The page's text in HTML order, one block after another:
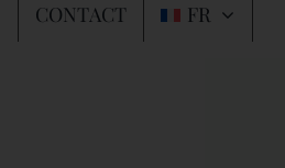
CONTACT FR